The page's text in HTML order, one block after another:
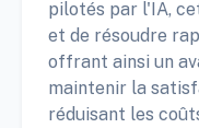
pilotés par l'IA,
et de résoudre
offrant ainsi un
maintenir la
réduisant les